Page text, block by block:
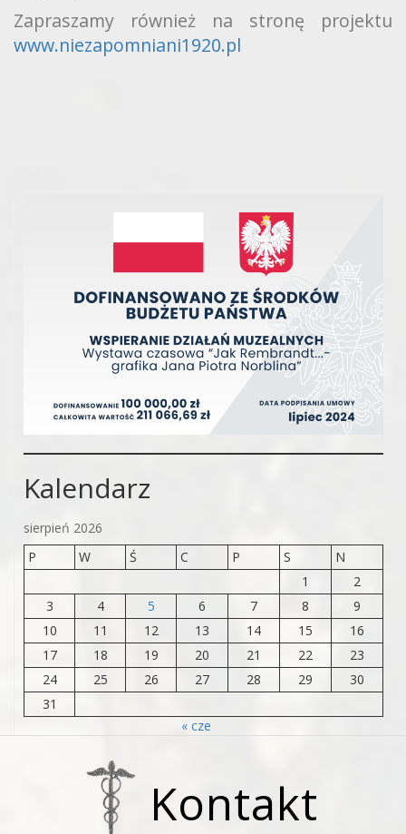
Zapraszamy również na stronę projektu
www.niezapomniani1920.pl
Kalendarz
sierpień 2026
P
W Ś C P S
N
1
2
3
4 5 6 7 8
9
10
11 12 13 14 15
16
17
18 19 20 21 22
23
24
25 26 27 28 29
30
31
« cze
Kontakt